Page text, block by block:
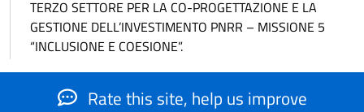
TERZO SETTORE PER LA CO-PROGETTAZIONE E LA
GESTIONE DELL’INVESTIMENTO PNRR – MISSIONE 5
“INCLUSIONE E COESIONE”.
Rate this site, help us improve